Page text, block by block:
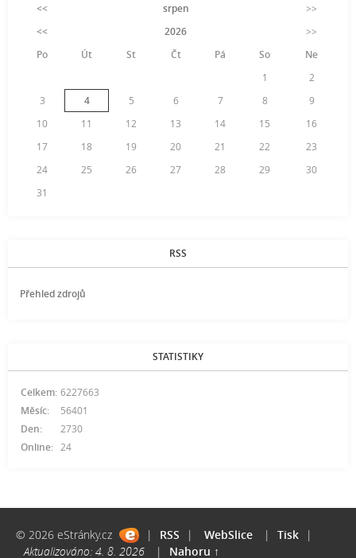
<< srpen
>>
<<
2026
>>
Po
Út St Čt Pá So
Ne
1
2
3
4 5 6 7 8
9
10
11 12 13 14 15
16
17
18 19 20 21 22
23
24
25 26 27 28 29
30
31
RSS
Přehled zdrojů
STATISTIKY
Online: 24
Celkem: 6227663
Měsíc:
56401
Den:
2730
© 2026 eStránky.cz | RSS | WebSlice | Tisk
|
Aktualizováno: 4. 8. 2026
| Nahoru ↑